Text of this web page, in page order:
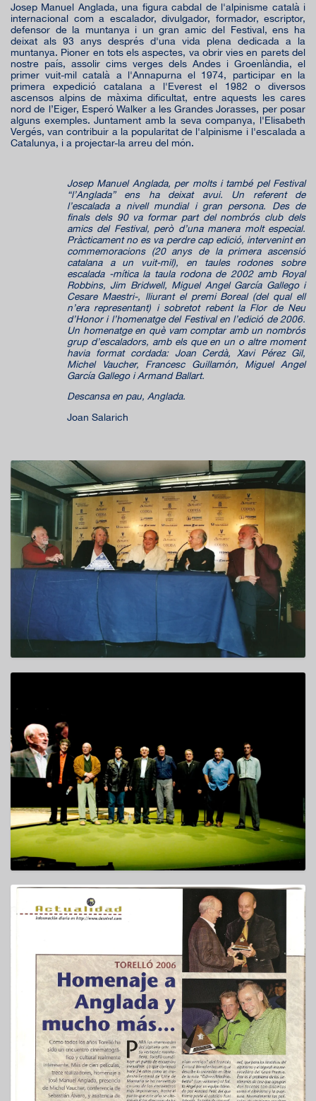
Josep Manuel Anglada, una figura cabdal de l'alpinisme català i
internacional com a escalador, divulgador, formador, escriptor,
defensor de la muntanya i un gran amic del Festival, ens ha
deixat als 93 anys després d'una vida plena dedicada a la
muntanya. Pioner en tots els aspectes, va obrir vies en parets del
nostre país, assolir cims verges dels Andes i Groenlàndia, el
primer vuit-mil català a l'Annapurna el 1974, participar en la
primera expedició catalana a l'Everest el 1982 o diversos
ascensos alpins de màxima dificultat, entre aquests les cares
nord de l’Eiger, Esperó Walker a les Grandes Jorasses, per posar
alguns exemples. Juntament amb la seva companya, l'Elisabeth
Vergés, van contribuir a la popularitat de l'alpinisme i l'escalada a
Catalunya, i a projectar-la arreu del món.
Josep Manuel Anglada, per molts i també pel Festival
“l’Anglada” ens ha deixat avui. Un referent de
l’escalada a nivell mundial i gran persona. Des de
finals dels 90 va formar part del nombrós club dels
amics del Festival, però d’una manera molt especial.
Pràcticament no es va perdre cap edició, intervenint en
commemoracions (20 anys de la primera ascensió
catalana a un vuit-mil), en taules rodones sobre
escalada -mítica la taula rodona de 2002 amb Royal
Robbins, Jim Bridwell, Miguel Angel García Gallego i
Cesare Maestri-, lliurant el premi Boreal (del qual ell
n’era representant) i sobretot rebent la Flor de Neu
d’Honor i l’homenatge del Festival en l’edició de 2006.
Un homenatge en què vam comptar amb un nombrós
grup d’escaladors, amb els que en un o altre moment
havia format cordada: Joan Cerdà, Xavi Pérez Gil,
Michel Vaucher, Francesc Guillamón, Miguel Angel
García Gallego i Armand Ballart.
Descansa en pau, Anglada.
Joan Salarich